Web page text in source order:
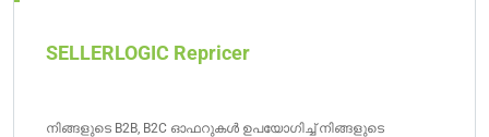
SELLERLOGIC Repricer
നിങ്ങളുടെ B2B, B2C ഓഫറുകൾ ഉപയോഗിച്ച് നിങ്ങളുടെ